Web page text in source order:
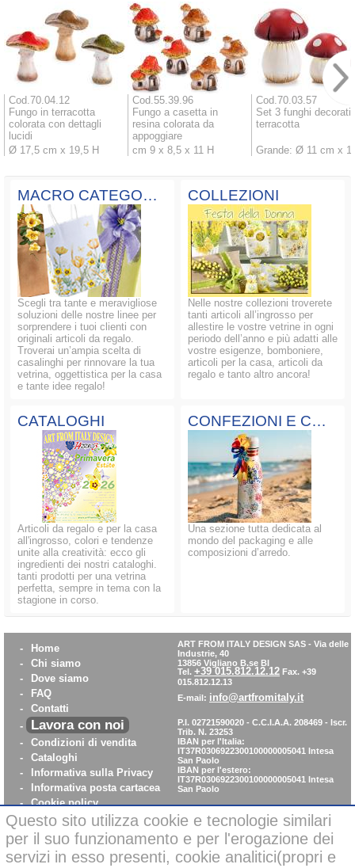
Cod.70.04.12
Fungo in terracotta
colorata con dettagli
lucidi
Ø 17,5 cm x 19,5 H
Cod.55.39.96
Fungo a casetta in
resina colorata da
appoggiare
cm 9 x 8,5 x 11 H
Cod.70.03.57
Set 3 funghi
terracotta
Grande: Ø 11 cm x
MACRO CATEGORIE
Scegli tra tante e meravigliose
soluzioni delle nostre linee per
sorprendere i tuoi clienti con
originali articoli da regalo.
Troverai un’ampia scelta di
casalinghi per rinnovare la tua
vetrina, oggettistica per la casa
e tante idee regalo!
COLLEZIONI
Nelle nostre collezioni troverete
tanti articoli all’ingrosso per
allestire le vostre vetrine in ogni
periodo dell’anno e più adatti alle
vostre esigenze, bomboniere,
articoli per la casa, articoli da
regalo e tanto altro ancora!
CATALOGHI
Articoli da regalo e per la casa
all'ingrosso, colori e tendenze
unite alla creatività: ecco gli
ingredienti dei nostri cataloghi.
tanti prodotti per una vetrina
perfetta, sempre in tema con la
stagione in corso.
CONFEZIONI E COMPOSIZIONI
Una sezione tutta dedicata al
mondo del packaging e alle
composizioni d’arredo.
-
Home
-
Chi siamo
-
Dove siamo
-
FAQ
-
Contatti
-
Lavora con noi
-
Condizioni di vendita
-
Cataloghi
-
Informativa sulla Privacy
-
Informativa posta cartacea
- Cookie policy
- WhistleBlowing
-
Parità di Genere
ART FROM ITALY DESIGN SAS - Via delle
Industrie, 40
13856 Vigliano B.se BI
Tel. +39 015.812.12.12 Fax. +39
015.812.12.13
E-mail: info@artfromitaly.it
P.I. 02721590020 - C.C.I.A.A. 208469 - Iscr.
Trib. N. 23253
IBAN per l'Italia:
IT37R0306922300100000005041
Intesa
San Paolo
IBAN per l'estero:
IT37R0306922300100000005041
Intesa
San Paolo
Questo sito utilizza cookie e tecnologie similari
per il suo funzionamento e per l'erogazione dei
servizi in esso presenti, cookie analitici(propri e